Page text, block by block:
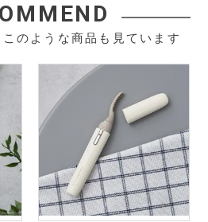
のような商品も見ています